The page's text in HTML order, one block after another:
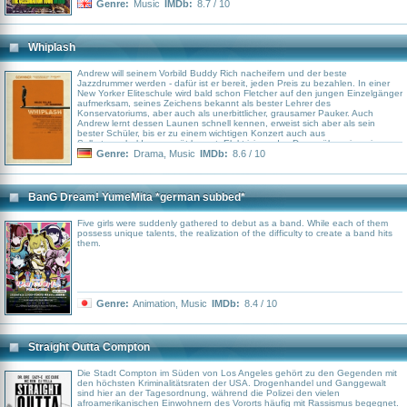
Genre: Music IMDb: 8.7 / 10
Whiplash
Andrew will seinem Vorbild Buddy Rich nacheifern und der beste
Jazzdrummer werden - dafür ist er bereit, jeden Preis zu bezahlen. In einer
New Yorker Eliteschule wird bald schon Fletcher auf den jungen Einzelgänger
aufmerksam, seines Zeichens bekannt als bester Lehrer des
Konservatoriums, aber auch als unerbittlicher, grausamer Pauker. Auch
Andrew lernt dessen Launen schnell kennen, erweist sich aber als sein
bester Schüler, bis er zu einem wichtigen Konzert auch aus
Selbstverschulden zu spät kommt. Elektrisierendes Drama über einen jungen
Jazzschlagzeuger, der an einem New Yorker Konservatorium auf einen
Genre: Drama Music IMDb: 8.6 / 10
BanG Dream! YumeMita *german subbed*
Five girls were suddenly gathered to debut as a band. While each of them
possess unique talents, the realization of the difficulty to create a band hits
them.
Genre: Animation Music IMDb: 8.4 / 10
Straight Outta Compton
Die Stadt Compton im Süden von Los Angeles gehört zu den Gegenden mit
den höchsten Kriminalitätsraten der USA. Drogenhandel und Ganggewalt
sind hier an der Tagesordnung, während die Polizei den vielen
afroamerikanischen Einwohnern des Vororts häufig mit Rassismus begegnet.